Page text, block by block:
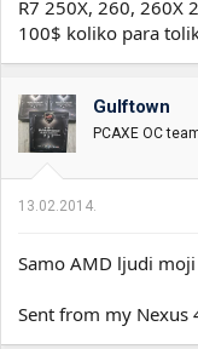
R7 250X, 260, 260X
100$ koliko para
Gulftown
PCAXE OC
13.02.2014.
Samo AMD ljudi moji
Sent from my Nexus